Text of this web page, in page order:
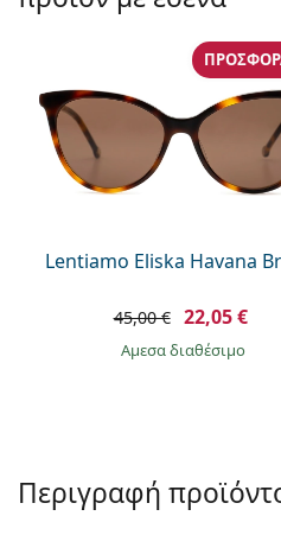
Persol
Όλες οι μάρκες
Lentiamo Eliska Havana
45,00 € 22,05 €
άμεσα διαθέσιμο
Περιγραφή